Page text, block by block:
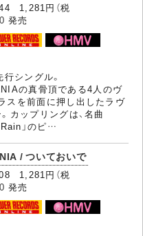
1,281円（税
発売
シングル。
の真骨頂である4人のヴ
スを前面に押し出したラヴ
カップリングは、名曲
」のピ…
/ ついておいで
1,281円（税
発売